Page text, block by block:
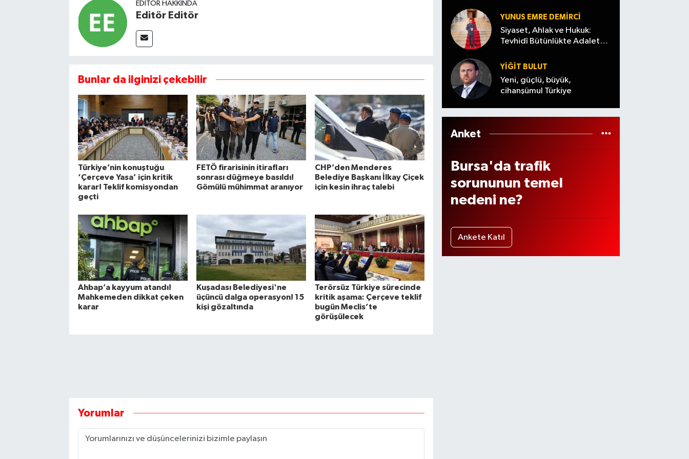
EDITÖR HAKKINDA
Editör Editör
Bunlar da ilginizi çekebilir
Türkiye’nin konuştuğu
‘Çerçeve Yasa’ için kritik
karar! Teklif komisyondan
geçti
FETÖ firarisinin itirafları
sonrası düğmeye basıldı!
Gömülü mühimmat aranıyor
CHP’den Menderes
Belediye Başkanı İlkay Çiçek
için kesin ihraç talebi
Ahbap’a kayyum atandı!
Mahkemeden dikkat çeken
karar
Kuşadası Belediyesi'ne
üçüncü dalga operasyon! 15
kişi gözaltında
Terörsüz Türkiye sürecinde
kritik aşama: Çerçeve teklif
bugün Meclis’te
görüşülecek
Yorumlar
ı
mmat
aranıy
or
yeri
değiş
en
müftü
cema
ate
böyle
seslen
di
YUNUS EMRE DEMIRCI
Siyaset, Ahlak ve Hukuk:
Tevhidî Bütünlükte Adalet
YİĞİT BULUT
Yeni, güçlü, büyük,
cihanşümul Türkiye
Anket
Bursa'da trafik
sorununun temel
nedeni ne?
Ankete Katıl